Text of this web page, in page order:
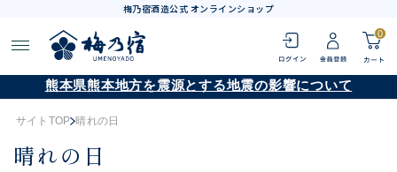
梅乃宿酒造公式 オンラインショップ
0
熊本県熊本地方を震源とする地震の影響について
サイトTOP 晴れの日
晴れの日